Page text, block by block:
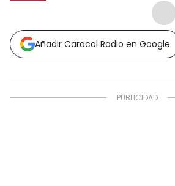
Añadir Caracol Radio en Google